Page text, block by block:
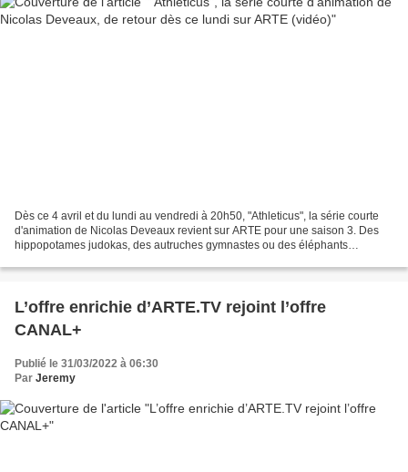
Dès ce 4 avril et du lundi au vendredi à 20h50, "Athleticus", la série courte
d'animation de Nicolas Deveaux revient sur ARTE pour une saison 3. Des
hippopotames judokas, des autruches gymnastes ou des éléphants
L’offre enrichie d’ARTE.TV rejoint l’offre
CANAL+
Publié le 31/03/2022 à 06:30
Par Jeremy